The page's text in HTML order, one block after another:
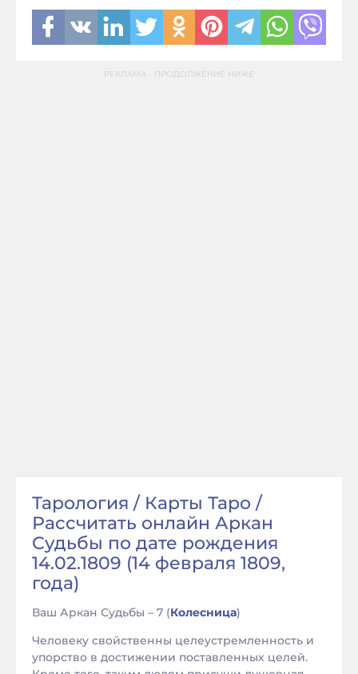
РЕКЛАМА - ПРОДОЛЖЕНИЕ НИЖЕ
Тарология / Карты Таро /
Рассчитать онлайн Аркан
Судьбы по дате рождения
14.02.1809 (14 февраля 1809,
года)
Ваш Аркан Судьбы – 7 (Колесница)
Человеку свойственны целеустремленность и
упорство в достижении поставленных целей.